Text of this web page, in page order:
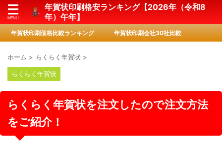
年賀状印刷格安ランキング【2026年（令和8
年）午年】
年賀状印刷価格比較ランキング 年賀状印刷会社30社比較
ホーム > らくらく年賀状 >
らくらく年賀状
らくらく年賀状を注文したので注文方法
をご紹介！